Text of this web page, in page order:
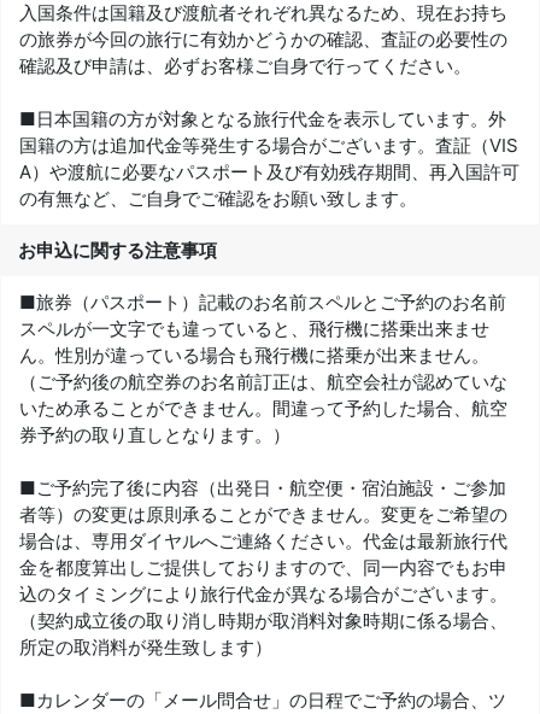
入国条件は国籍及び渡航者それぞれ異なるため、現在お持ち
の旅券が今回の旅行に有効かどうかの確認、査証の必要性の
確認及び申請は、必ずお客様ご自身で行ってください。
■日本国籍の方が対象となる旅行代金を表示しています。外
国籍の方は追加代金等発生する場合がございます。査証（VIS
A）や渡航に必要なパスポート及び有効残存期間、再入国許可
の有無など、ご自身でご確認をお願い致します。
お申込に関する注意事項
■旅券（パスポート）記載のお名前スペルとご予約のお名前
スペルが一文字でも違っていると、飛行機に搭乗出来ませ
ん。性別が違っている場合も飛行機に搭乗が出来ません。
（ご予約後の航空券のお名前訂正は、航空会社が認めていな
いため承ることができません。間違って予約した場合、航空
券予約の取り直しとなります。）
■ご予約完了後に内容（出発日・航空便・宿泊施設・ご参加
者等）の変更は原則承ることができません。変更をご希望の
場合は、専用ダイヤルへご連絡ください。代金は最新旅行代
金を都度算出しご提供しておりますので、同一内容でもお申
込のタイミングにより旅行代金が異なる場合がございます。
（契約成立後の取り消し時期が取消料対象時期に係る場合、
所定の取消料が発生致します）
■カレンダーの「メール問合せ」の日程でご予約の場合、ツ